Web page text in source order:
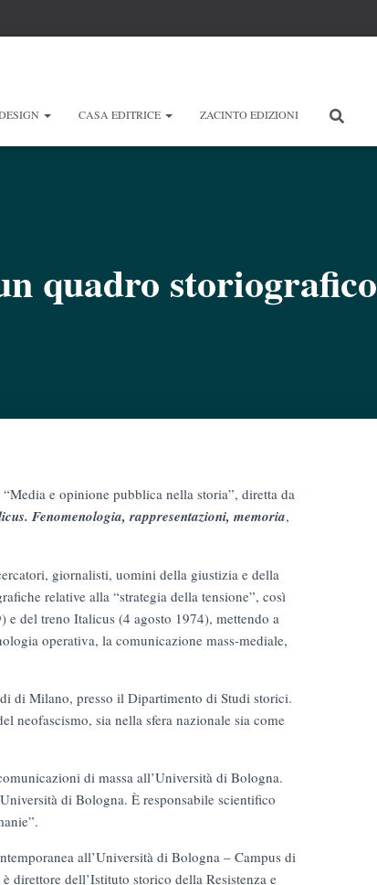
CASA EDITRICE ZACINTO EDIZIONI
quadro storiografico
e opinione pubblica nella storia”, diretta da
Fenomenologia, rappresentazioni, memoria,
giornalisti, uomini della giustizia e della
relative alla “strategia della tensione”, così
e del treno Italicus (4 agosto 1974), mettendo a
operativa, la comunicazione mass-mediale,
di Milano, presso il Dipartimento di Studi storici.
neofascismo, sia nella sfera nazionale sia come
di massa all’Università di Bologna.
di Bologna. È responsabile scientifico
all’Università di Bologna – Campus di
direttore dell’Istituto storico della Resistenza e